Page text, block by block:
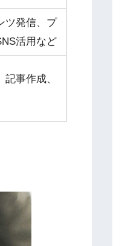
ツ発信、プ
活用など
事作成、